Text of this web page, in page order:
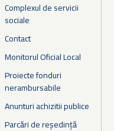
Complexul de servicii
sociale
Contact
Monitorul Oficial Local
Proiecte fonduri
nerambursabile
Anunturi achizitii publice
Parcări de reședință